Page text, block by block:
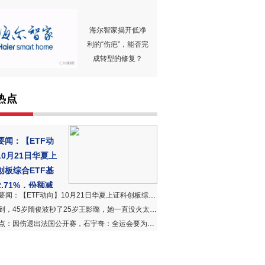
海尔智家揭开低净
利的“伤疤”，能否完
成转型的修复？
点
闻：【ETF动
月21日华夏上
板综合ETF基
，份额减
份
【ETF动向】10月21日华夏上证科创板综合ETF基金涨2.71%，份额减少800万份
45岁隋俊波秒了25岁王影璐，她一直没火太可惜了_最资讯
因伤退出法国公开赛，石宇奇：全运会要为江苏献上自己的力量